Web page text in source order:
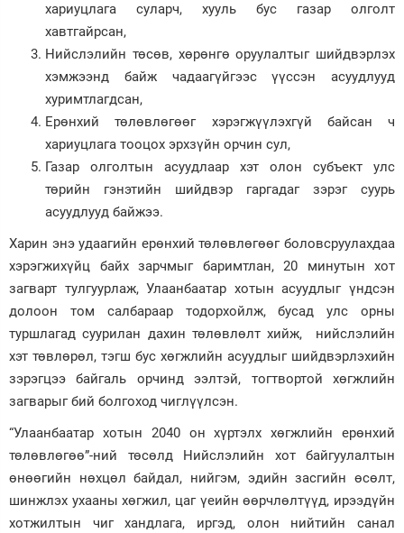
хариуцлага суларч, хууль бус газар олголт
хавтгайрсан,
Нийслэлийн төсөв, хөрөнгө оруулалтыг шийдвэрлэх
хэмжээнд байж чадаагүйгээс үүссэн асуудлууд
хуримтлагдсан,
Ерөнхий төлөвлөгөөг хэрэгжүүлэхгүй байсан ч
хариуцлага тооцох эрхзүйн орчин сул,
Газар олголтын асуудлаар хэт олон субъект улс
төрийн гэнэтийн шийдвэр гаргадаг зэрэг суурь
асуудлууд байжээ.
Харин энэ удаагийн ерөнхий төлөвлөгөөг боловсруулахдаа
хэрэгжихүйц байх зарчмыг баримтлан, 20 минутын хот
загварт тулгуурлаж, Улаанбаатар хотын асуудлыг үндсэн
долоон том салбараар тодорхойлж, бусад улс орны
туршлагад суурилан дахин төлөвлөлт хийж, нийслэлийн
хэт төвлөрөл, тэгш бус хөгжлийн асуудлыг шийдвэрлэхийн
зэрэгцээ байгаль орчинд ээлтэй, тогтвортой хөгжлийн
загварыг бий болгоход чиглүүлсэн.
“Улаанбаатар хотын 2040 он хүртэлх хөгжлийн ерөнхий
төлөвлөгөө”-ний төсөлд Нийслэлийн хот байгуулалтын
өнөөгийн нөхцөл байдал, нийгэм, эдийн засгийн өсөлт,
шинжлэх ухааны хөгжил, цаг үеийн өөрчлөлтүүд, ирээдүйн
хотжилтын чиг хандлага, иргэд, олон нийтийн санал